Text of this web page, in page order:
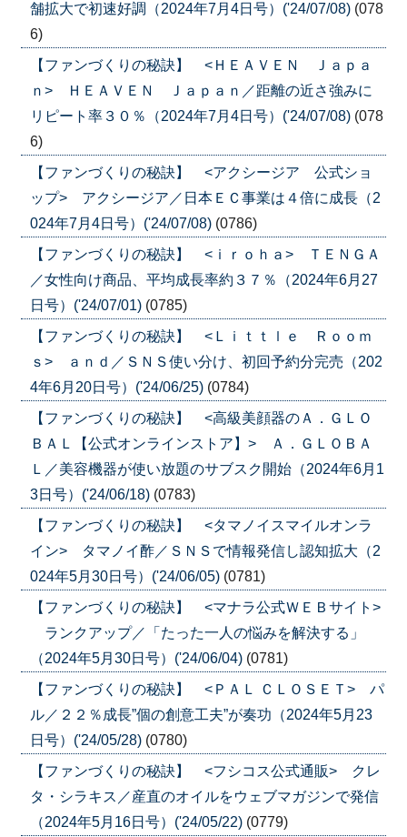
舗拡大で初速好調（2024年7月4日号）('24/07/08) (078
6)
【ファンづくりの秘訣】 <ＨＥＡＶＥＮ Ｊａｐａ
ｎ> ＨＥＡＶＥＮ Ｊａｐａｎ／距離の近さ強みに
リピート率３０％（2024年7月4日号）('24/07/08) (078
6)
【ファンづくりの秘訣】 <アクシージア 公式ショ
ップ> アクシージア／日本ＥＣ事業は４倍に成長（2
024年7月4日号）('24/07/08) (0786)
【ファンづくりの秘訣】 <ｉｒｏｈａ> ＴＥＮＧＡ
／女性向け商品、平均成長率約３７％（2024年6月27
日号）('24/07/01) (0785)
【ファンづくりの秘訣】 <Ｌｉｔｔｌｅ Ｒｏｏｍ
ｓ> ａｎｄ／ＳＮＳ使い分け、初回予約分完売（202
4年6月20日号）('24/06/25) (0784)
【ファンづくりの秘訣】 <高級美顔器のＡ．ＧＬＯ
ＢＡＬ【公式オンラインストア】> Ａ．ＧＬＯＢＡ
Ｌ／美容機器が使い放題のサブスク開始（2024年6月1
3日号）('24/06/18) (0783)
【ファンづくりの秘訣】 <タマノイスマイルオンラ
イン> タマノイ酢／ＳＮＳで情報発信し認知拡大（2
024年5月30日号）('24/06/05) (0781)
【ファンづくりの秘訣】 <マナラ公式ＷＥＢサイト>
ランクアップ／「たった一人の悩みを解決する」
（2024年5月30日号）('24/06/04) (0781)
【ファンづくりの秘訣】 <ＰＡＬ ＣＬＯＳＥＴ> パ
ル／２２％成長”個の創意工夫”が奏功（2024年5月23
日号）('24/05/28) (0780)
【ファンづくりの秘訣】 <フシコス公式通販> クレ
タ・シラキス／産直のオイルをウェブマガジンで発信
（2024年5月16日号）('24/05/22) (0779)